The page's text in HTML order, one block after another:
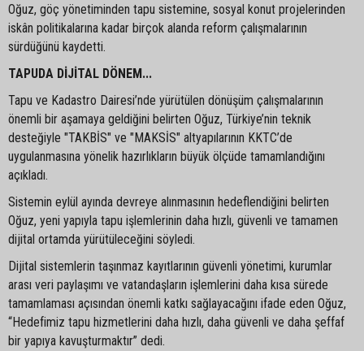
Oğuz, göç yönetiminden tapu sistemine, sosyal konut projelerinden
iskân politikalarına kadar birçok alanda reform çalışmalarının
sürdüğünü kaydetti.
TAPUDA DİJİTAL DÖNEM...
Tapu ve Kadastro Dairesi’nde yürütülen dönüşüm çalışmalarının
önemli bir aşamaya geldiğini belirten Oğuz, Türkiye’nin teknik
desteğiyle "TAKBİS" ve "MAKSİS" altyapılarının KKTC’de
uygulanmasına yönelik hazırlıkların büyük ölçüde tamamlandığını
açıkladı.
Sistemin eylül ayında devreye alınmasının hedeflendiğini belirten
Oğuz, yeni yapıyla tapu işlemlerinin daha hızlı, güvenli ve tamamen
dijital ortamda yürütüleceğini söyledi.
Dijital sistemlerin taşınmaz kayıtlarının güvenli yönetimi, kurumlar
arası veri paylaşımı ve vatandaşların işlemlerini daha kısa sürede
tamamlaması açısından önemli katkı sağlayacağını ifade eden Oğuz,
“Hedefimiz tapu hizmetlerini daha hızlı, daha güvenli ve daha şeffaf
bir yapıya kavuşturmaktır” dedi.